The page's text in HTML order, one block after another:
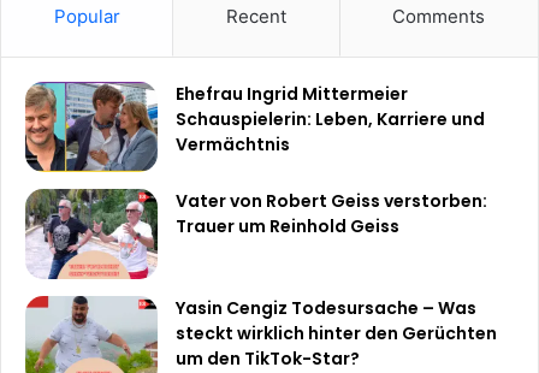
Popular Recent Comments
Ehefrau Ingrid Mittermeier
Schauspielerin: Leben, Karriere und
Vermächtnis
Vater von Robert Geiss verstorben:
Trauer um Reinhold Geiss
Yasin Cengiz Todesursache – Was
steckt wirklich hinter den Gerüchten
um den TikTok-Star?